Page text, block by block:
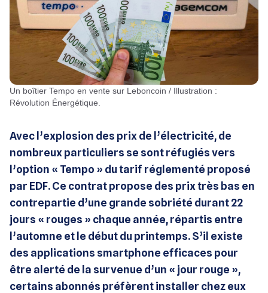
Un boîtier Tempo en vente sur Leboncoin / Illustration :
Révolution Énergétique.
Avec l’explosion des prix de l’électricité, de
nombreux particuliers se sont réfugiés vers
l’option « Tempo » du tarif réglementé proposé
par EDF. Ce contrat propose des prix très bas en
contrepartie d’une grande sobriété durant 22
jours « rouges » chaque année, répartis entre
l’automne et le début du printemps. S’il existe
des applications smartphone efficaces pour
être alerté de la survenue d’un « jour rouge »,
certains abonnés préfèrent installer chez eux